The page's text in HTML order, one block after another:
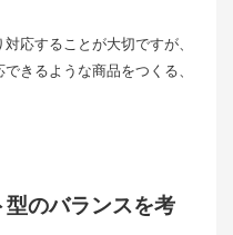
応することが大切ですが、
きるような商品をつくる、
のバランスを考